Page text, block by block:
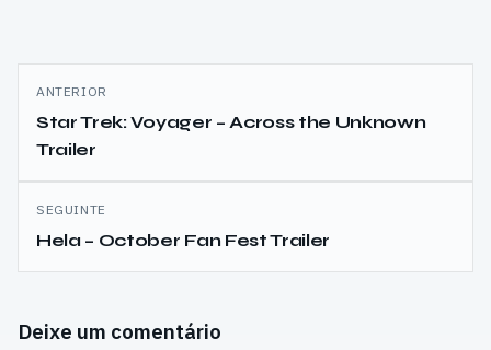
Navegação
de
artigos
ANTERIOR
Star Trek: Voyager – Across the Unknown
Trailer
SEGUINTE
Hela – October Fan Fest Trailer
Deixe um comentário